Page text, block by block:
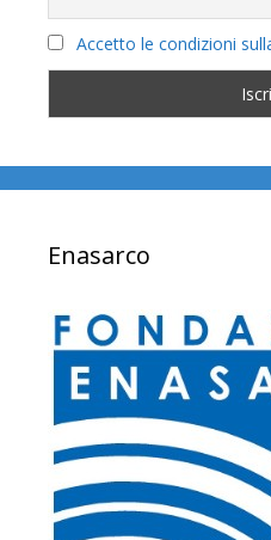
Accetto le condizioni
Enasarco